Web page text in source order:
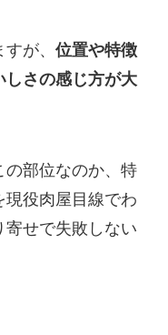
が、 位置や特徴
しさの感じ方が大
の部位なのか、特
役肉屋目線でわ
寄せで失敗しない